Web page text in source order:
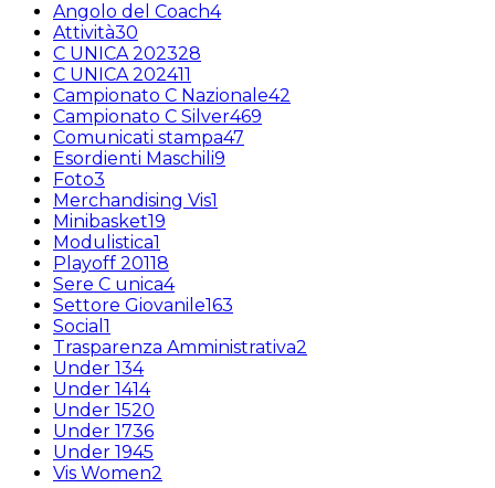
Angolo del Coach4
Attività30
C UNICA 202328
C UNICA 202411
Campionato C Nazionale42
Campionato C Silver469
Comunicati stampa47
Esordienti Maschili9
Foto3
Merchandising Vis1
Minibasket19
Modulistica1
Playoff 20118
Sere C unica4
Settore Giovanile163
Social 1
Trasparenza Amministrativa2
Under 134
Under 1414
Under 1520
Under 1736
Under 1945
Vis Women2